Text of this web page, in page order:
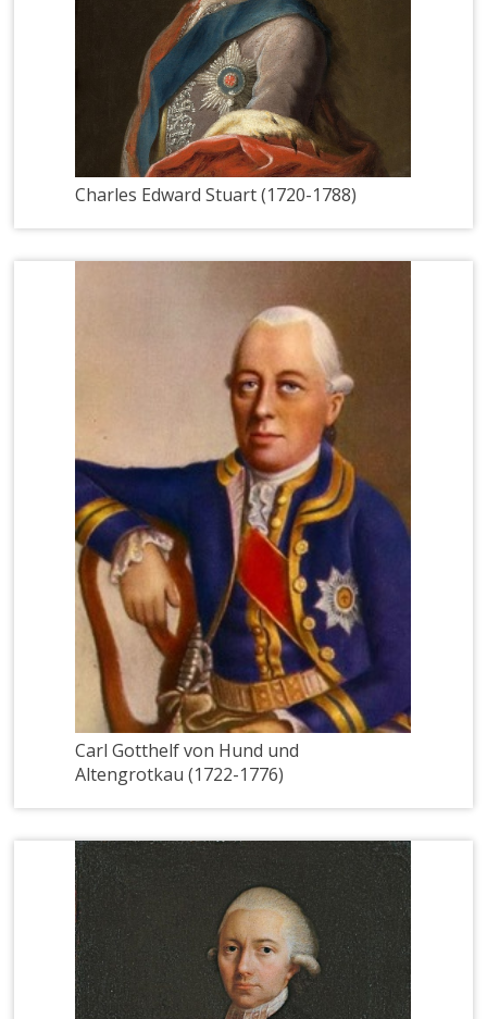
Charles Edward Stuart (1720-1788)
Carl Gotthelf von Hund und
Altengrotkau (1722-1776)